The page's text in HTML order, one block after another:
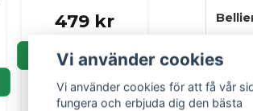
479 kr
LÄGG I KORGEN
Ställ
Vi använder cookies
Vi använder cookies för att få vår
fungera och erbjuda dig den bästa